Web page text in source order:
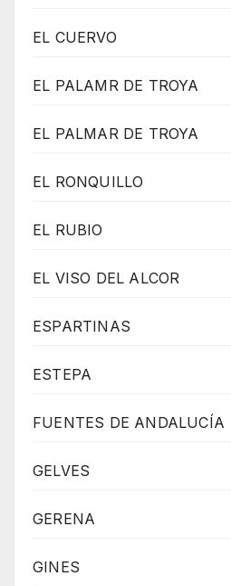
EL CUERVO
EL PALAMR DE TROYA
EL PALMAR DE TROYA
EL RONQUILLO
EL RUBIO
EL VISO DEL ALCOR
ESPARTINAS
ESTEPA
FUENTES DE ANDALUCÍA
GELVES
GERENA
GINES